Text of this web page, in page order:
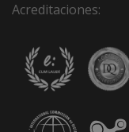
Acreditaciones: